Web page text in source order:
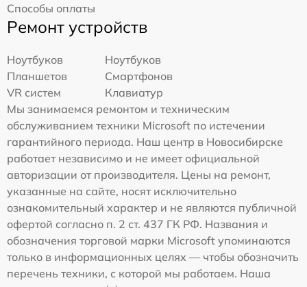
Способы оплаты
Ремонт устройств
Ноутбуков
Ноутбуков
Планшетов
Смартфонов
VR систем
Клавиатур
Мы занимаемся ремонтом и техническим
обслуживанием техники Microsoft по истечении
гарантийного периода. Наш центр в Новосибирске
работает независимо и не имеет официальной
авторизации от производителя. Цены на ремонт,
указанные на сайте, носят исключительно
ознакомительный характер и не являются публичной
офертой согласно п. 2 ст. 437 ГК РФ. Названия и
обозначения торговой марки Microsoft упоминаются
только в информационных целях — чтобы обозначить
перечень техники, с которой мы работаем. Наша